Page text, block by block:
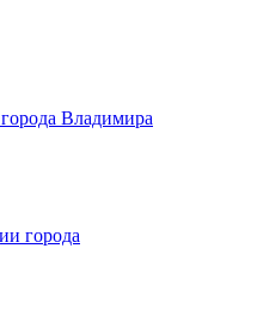
Владимира
города